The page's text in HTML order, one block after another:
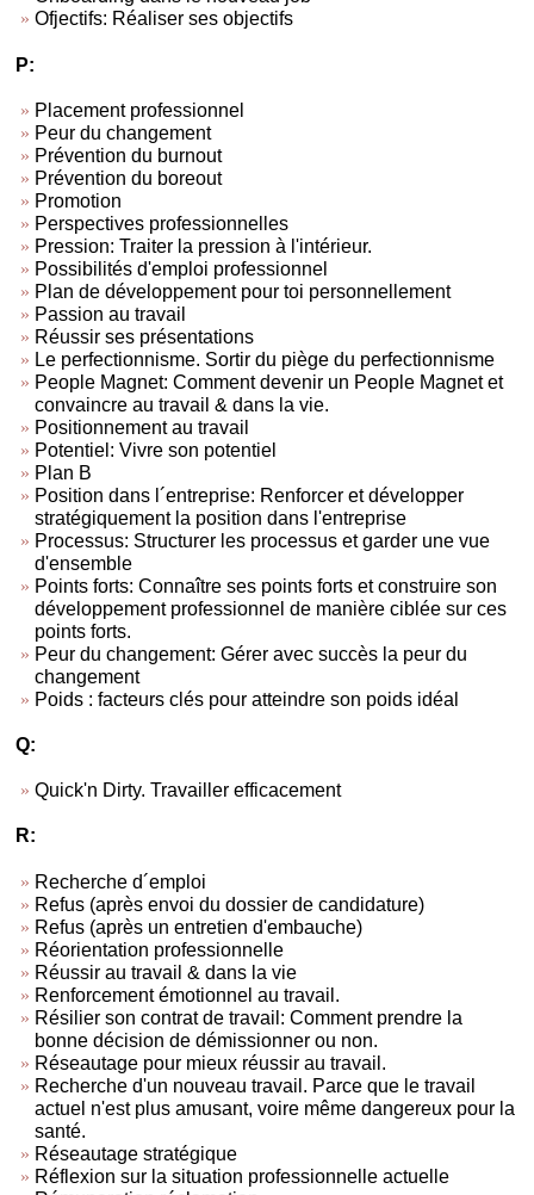
Ofjectifs: Réaliser ses objectifs
P:
Placement professionnel
Peur du changement
Prévention du burnout
Prévention du boreout
Promotion
Perspectives professionnelles
Pression: Traiter la pression à l'intérieur.
Possibilités d'emploi professionnel
Plan de développement pour toi personnellement
Passion au travail
Réussir ses présentations
Le perfectionnisme. Sortir du piège du perfectionnisme
People Magnet: Comment devenir un People Magnet et
convaincre au travail & dans la vie.
Positionnement au travail
Potentiel: Vivre son potentiel
Plan B
Position dans l´entreprise: Renforcer et développer
stratégiquement la position dans l'entreprise
Processus: Structurer les processus et garder une vue
d'ensemble
Points forts: Connaître ses points forts et construire son
développement professionnel de manière ciblée sur ces
points forts.
Peur du changement: Gérer avec succès la peur du
changement
Poids : facteurs clés pour atteindre son poids idéal
Q:
Quick'n Dirty. Travailler efficacement
R:
Recherche d´emploi
Refus (après envoi du dossier de candidature)
Refus (après un entretien d'embauche)
Réorientation professionnelle
Réussir au travail & dans la vie
Renforcement émotionnel au travail.
Résilier son contrat de travail: Comment prendre la
bonne décision de démissionner ou non.
Réseautage pour mieux réussir au travail.
Recherche d'un nouveau travail. Parce que le travail
actuel n'est plus amusant, voire même dangereux pour la
santé.
Réseautage stratégique
Réflexion sur la situation professionnelle actuelle